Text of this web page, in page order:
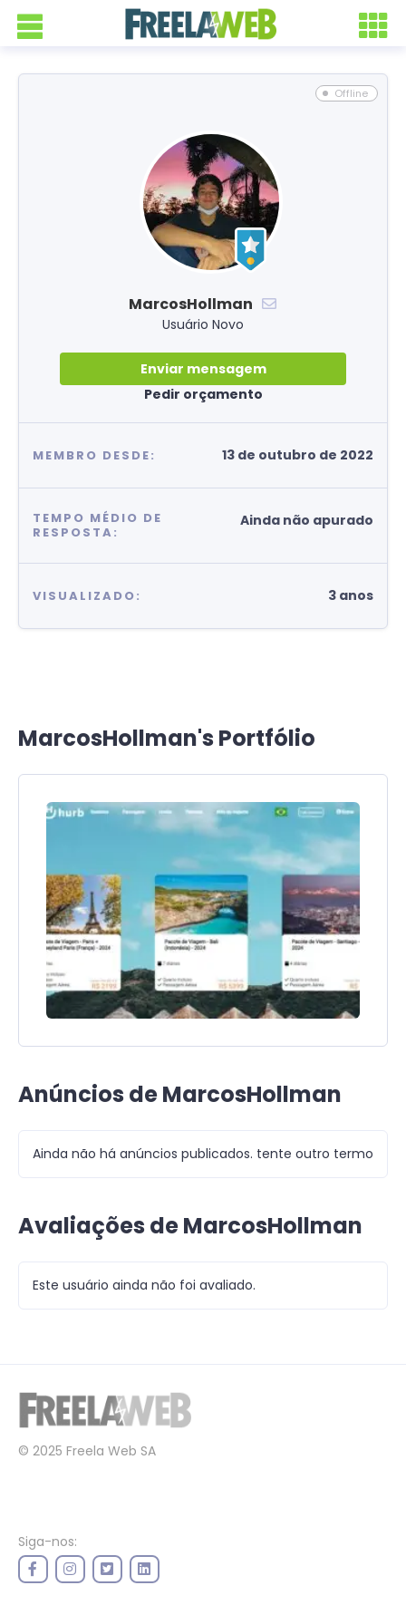
Offline
MarcosHollman
Usuário Novo
Enviar mensagem
Pedir orçamento
MEMBRO DESDE: 13 de outubro de 2022
TEMPO MÉDIO DE
RESPOSTA:
Ainda não apurado
VISUALIZADO: 3 anos
MarcosHollman's Portfólio
Anúncios de MarcosHollman
Ainda não há anúncios publicados. tente outro termo
Avaliações de MarcosHollman
Este usuário ainda não foi avaliado.
© 2025 Freela Web SA
Siga-nos: